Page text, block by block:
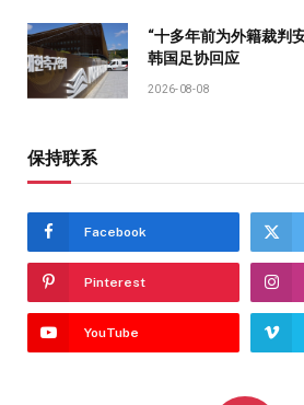
“十多年前为外籍裁判
韩国足协回应
2026-08-08
保持联系
Facebook
Pinterest
YouTube